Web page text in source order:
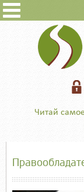
Читай